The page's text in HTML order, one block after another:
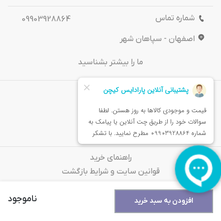
افزودن به سبد خرید ناموجود
شماره تماس
09903928864
اصفهان - سپاهان شهر
ما را بیشتر بشناسید
درباره‌ ما
تماس باما
خدمات مشتریان
راهنمای خرید
قوانین سایت و شرایط بازگشت